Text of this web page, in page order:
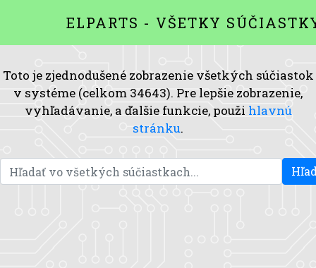
ELPARTS - VŠETKY
Toto je zjednodušené zobrazenie všetkých súčiastok
v systéme (celkom 34643). Pre lepšie zobrazenie,
vyhľadávanie, a ďalšie funkcie, použi hlavnú
stránku.